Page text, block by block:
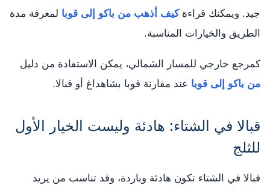
جيد. ويمكنك قراءةكيف أذهب من باكو إلى قوبا لمعرفة مدة
الطريق والخيارات المناسبة.
كمرجع خارجي للمسار الشمالي، يمكن الاستفادة من دليل
من باكو إلى قوبا عند مقارنة قوبا بشاهداغ أو قبالا.
قبالا في الشتاء: هادئة وليست الخيار الأول
للثلج
قبالا في الشتاء تكون هادئة وباردة، وقد تناسب من يريد